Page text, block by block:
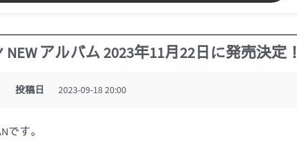
アルバム 2023年11月22日に発売決定！
投稿日 2023-09-18 20:00
です。